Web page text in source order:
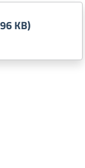
KB)